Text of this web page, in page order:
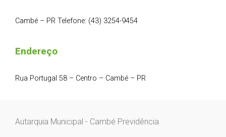
Cambé – PR Telefone: (43) 3254-9454
Endereço
Rua Portugal 58 – Centro – Cambé – PR
Autarquia Municipal - Cambé Previdência